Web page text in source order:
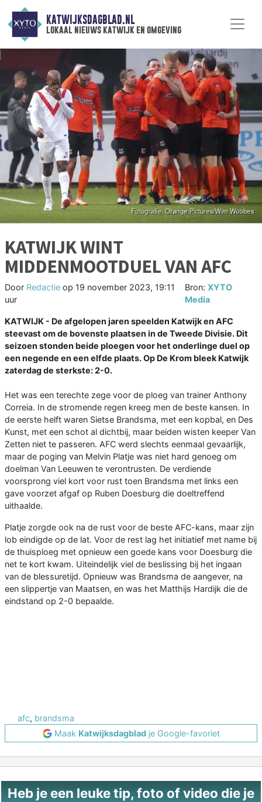
KATWIJKSDAGBLAD.NL
lokaal nieuws katwijk en omgeving
KATWIJK WINT
MIDDENMOOTDUEL VAN AFC
Door Redactie op 19 november 2023, 19:11
uur
Bron:XYTO
Media
KATWIJK - De afgelopen jaren speelden Katwijk en AFC
steevast om de bovenste plaatsen in de Tweede Divisie. Dit
seizoen stonden beide ploegen voor het onderlinge duel op
een negende en een elfde plaats. Op De Krom bleek Katwijk
zaterdag de sterkste: 2-0.
Het was een terechte zege voor de ploeg van trainer Anthony
Correia. In de stromende regen kreeg men de beste kansen. In
de eerste helft waren Sietse Brandsma, met een kopbal, en Des
Kunst, met een schot al dichtbij, maar beiden wisten keeper Van
Zetten niet te passeren. AFC werd slechts eenmaal gevaarlijk,
maar de poging van Melvin Platje was niet hard genoeg om
doelman Van Leeuwen te verontrusten. De verdiende
voorsprong viel kort voor rust toen Brandsma met links een
gave voorzet afgaf op Ruben Doesburg die doeltreffend
uithaalde.
Platje zorgde ook na de rust voor de beste AFC-kans, maar zijn
lob eindigde op de lat. Voor de rest lag het initiatief met name bij
de thuisploeg met opnieuw een goede kans voor Doesburg die
net te kort kwam. Uiteindelijk viel de beslissing bij het ingaan
van de blessuretijd. Opnieuw was Brandsma de aangever, na
een slippertje van Maatsen, en was het Matthijs Hardijk die de
eindstand op 2-0 bepaalde.
afc, brandsma
Maak Katwijksdagbladje Google-favoriet
Heb je een leuke tip, foto of video die je